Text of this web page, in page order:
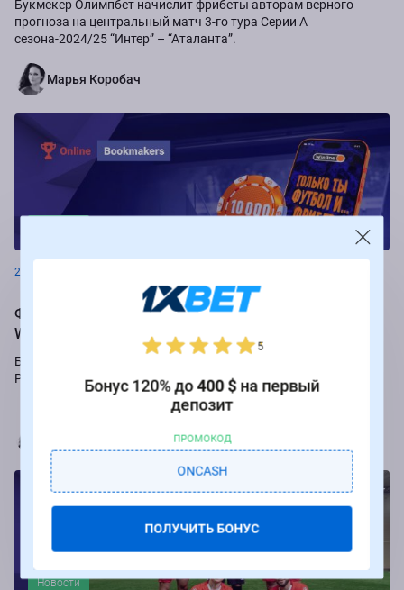
Букмекер Олимпбет начислит фрибеты авторам верного
прогноза на центральный матч 3-го тура Серии А
сезона-2024/25 “Интер” – “Аталанта”.
Марья Коробач
26.08.2024
Фрибеты до 250 000 рублей за ставки на РПЛ от БК
Winline
Букмекер Winline подарит бесплатные ставки за пари на игры
Российской Премьер-лиги.
Новости
5
Бонус 120% до400 $на первый
депозит
ПРОМОКОД
ONCASH
ПОЛУЧИТЬ БОНУС